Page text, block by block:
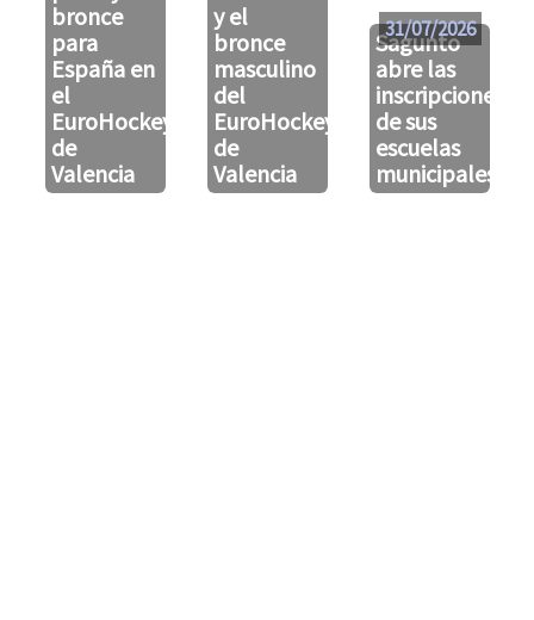
bronce
para
España en
el
EuroHockeyU21
de
Valencia
y el
bronce
masculino
del
EuroHockeyU21
de
Valencia
Sagunto
abre las
inscripciones
de sus
escuelas
municipales
31/07/2026